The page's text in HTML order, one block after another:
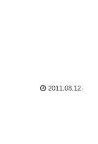
2011.08.12